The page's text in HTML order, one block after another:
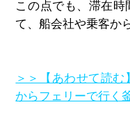
この点でも、滞在
て、船会社や乗客か
＞＞【あわせて読
からフェリーで行く